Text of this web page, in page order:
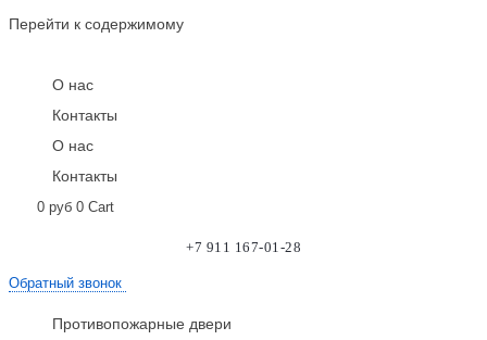
Перейти к содержимому
О нас
Контакты
О нас
Контакты
0 руб 0 Cart
+7 911 167-01-28
Обратный звонок
Противопожарные двери